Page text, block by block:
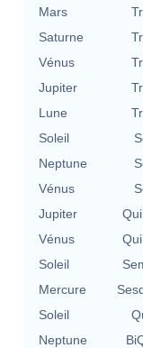
Mars
Saturne
Vénus
Jupiter
Lune
Soleil
Neptune
Vénus
Jupiter
Vénus
Soleil
Mercure
Soleil
Neptune